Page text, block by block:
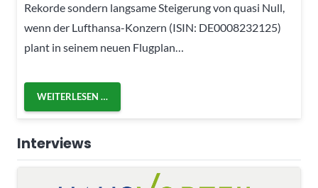
Rekorde sondern langsame Steigerung von quasi Null,
wenn der Lufthansa-Konzern (ISIN: DE0008232125)
plant in seinem neuen Flugplan…
WEITERLESEN …
Interviews